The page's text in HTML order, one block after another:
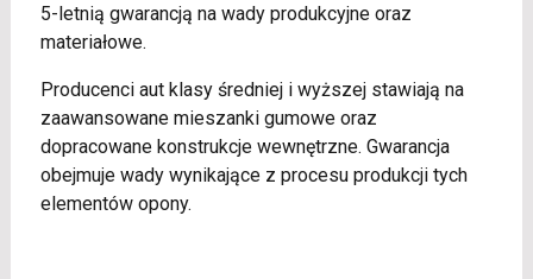
5-letnią gwarancją na wady produkcyjne oraz
materiałowe.
Producenci aut klasy średniej i wyższej stawiają na
zaawansowane mieszanki gumowe oraz
dopracowane konstrukcje wewnętrzne. Gwarancja
obejmuje wady wynikające z procesu produkcji tych
elementów opony.